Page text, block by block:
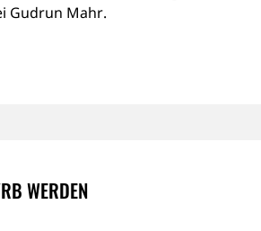
Gudrun Mahr.
WERDEN